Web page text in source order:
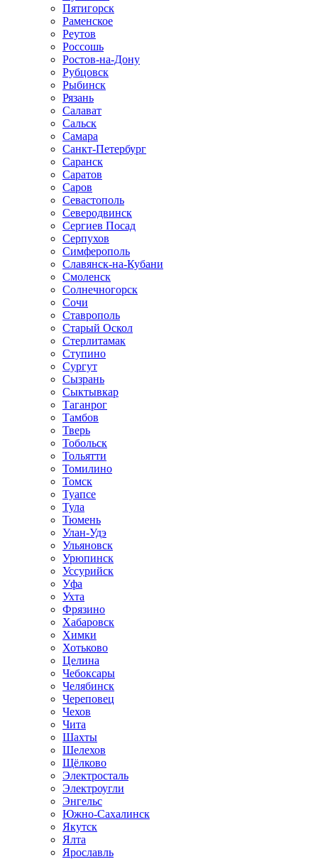
Пятигорск
Раменское
Реутов
Россошь
Ростов-на-Дону
Рубцовск
Рыбинск
Рязань
Салават
Сальск
Самара
Санкт-Петербург
Саранск
Саратов
Саров
Севастополь
Северодвинск
Сергиев Посад
Серпухов
Симферополь
Славянск-на-Кубани
Смоленск
Солнечногорск
Сочи
Ставрополь
Старый Оскол
Стерлитамак
Ступино
Сургут
Сызрань
Сыктывкар
Таганрог
Тамбов
Тверь
Тобольск
Тольятти
Томилино
Томск
Туапсе
Тула
Тюмень
Улан-Удэ
Ульяновск
Урюпинск
Уссурийск
Уфа
Ухта
Фрязино
Хабаровск
Химки
Хотьково
Целина
Чебоксары
Челябинск
Череповец
Чехов
Чита
Шахты
Шелехов
Щёлково
Электросталь
Электроугли
Энгельс
Южно-Сахалинск
Якутск
Ялта
Ярославль